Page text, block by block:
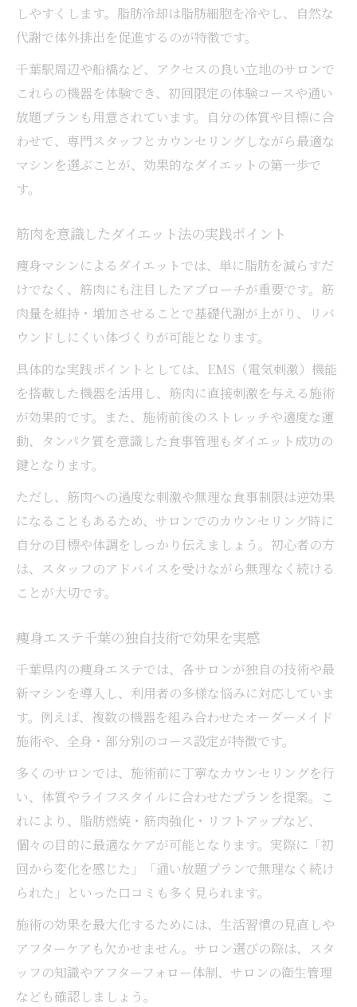
しやすくします。脂肪冷却は脂肪細胞を冷やし、自然な
代謝で体外排出を促進するのが特徴です。
千葉駅周辺や船橋など、アクセスの良い立地のサロンで
これらの機器を体験でき、初回限定の体験コースや通い
放題プランも用意されています。自分の体質や目標に合
わせて、専門スタッフとカウンセリングしながら最適な
マシンを選ぶことが、効果的なダイエットの第一歩で
す。
筋肉を意識したダイエット法の実践ポイント
痩身マシンによるダイエットでは、単に脂肪を減らすだ
けでなく、筋肉にも注目したアプローチが重要です。筋
肉量を維持・増加させることで基礎代謝が上がり、リバ
ウンドしにくい体づくりが可能となります。
具体的な実践ポイントとしては、EMS（電気刺激）機能
を搭載した機器を活用し、筋肉に直接刺激を与える施術
が効果的です。また、施術前後のストレッチや適度な運
動、タンパク質を意識した食事管理もダイエット成功の
鍵となります。
ただし、筋肉への過度な刺激や無理な食事制限は逆効果
になることもあるため、サロンでのカウンセリング時に
自分の目標や体調をしっかり伝えましょう。初心者の方
は、スタッフのアドバイスを受けながら無理なく続ける
ことが大切です。
痩身エステ千葉の独自技術で効果を実感
千葉県内の痩身エステでは、各サロンが独自の技術や最
新マシンを導入し、利用者の多様な悩みに対応していま
す。例えば、複数の機器を組み合わせたオーダーメイド
施術や、全身・部分別のコース設定が特徴です。
多くのサロンでは、施術前に丁寧なカウンセリングを行
い、体質やライフスタイルに合わせたプランを提案。こ
れにより、脂肪燃焼・筋肉強化・リフトアップなど、
個々の目的に最適なケアが可能となります。実際に「初
回から変化を感じた」「通い放題プランで無理なく続け
られた」といった口コミも多く見られます。
施術の効果を最大化するためには、生活習慣の見直しや
アフターケアも欠かせません。サロン選びの際は、スタ
ッフの知識やアフターフォロー体制、サロンの衛生管理
なども確認しましょう。